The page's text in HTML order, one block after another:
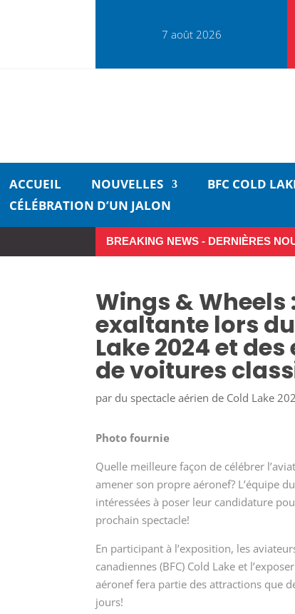
7 août 2026
ACCUEIL NOUVELLES BFC COLD
CÉLÉBRATION D’UN JALON
BREAKING NEWS - DERNIÈRES
Wings & Wheels
exaltante lors
Lake 2024 et
de voitures
par du spectacle aérien de Cold Lake
Photo fournie
Quelle meilleure façon de célébrer
amener son propre aéronef? L’équipe
intéressées à poser leur candidature
prochain spectacle!
En participant à l’exposition, les
canadiennes (BFC) Cold Lake et
aéronef fera partie des attractions que
jours!